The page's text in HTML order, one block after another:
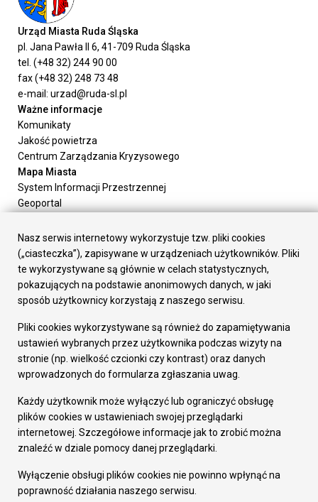
Urząd Miasta Ruda Śląska
pl. Jana Pawła II 6, 41-709 Ruda Śląska
tel. (+48 32) 244 90 00
fax (+48 32) 248 73 48
e-mail: urzad@ruda-sl.pl
Ważne informacje
Komunikaty
Jakość powietrza
Centrum Zarządzania Kryzysowego
Mapa Miasta
System Informacji Przestrzennej
Geoportal
Załatw sprawę
Prezydent Miasta
Rada Miasta
Wydziały
Elektroniczna Skrzynka Podawcza
Gospodarka
Fundusze europejskie
Środki krajowe
Oferty inwestycyjne
Pozostałe
Deklaracja dostępności
Dane osobowe
Dodaj opinię o witrynie
Nasz serwis internetowy wykorzystuje tzw. pliki cookies
(„ciasteczka”), zapisywane w urządzeniach użytkowników. Pliki
te wykorzystywane są głównie w celach statystycznych,
pokazujących na podstawie anonimowych danych, w jaki
sposób użytkownicy korzystają z naszego serwisu.
Pliki cookies wykorzystywane są również do zapamiętywania
ustawień wybranych przez użytkownika podczas wizyty na
stronie (np. wielkość czcionki czy kontrast) oraz danych
wprowadzonych do formularza zgłaszania uwag.
Każdy użytkownik może wyłączyć lub ograniczyć obsługę
plików cookies w ustawieniach swojej przeglądarki
internetowej. Szczegółowe informacje jak to zrobić można
znaleźć w dziale pomocy danej przeglądarki.
Wyłączenie obsługi plików cookies nie powinno wpłynąć na
poprawność działania naszego serwisu.